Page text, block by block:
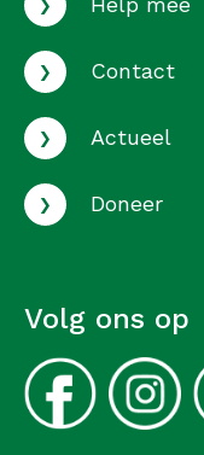
› Contact
› Actueel
› Doneer
Volg ons op